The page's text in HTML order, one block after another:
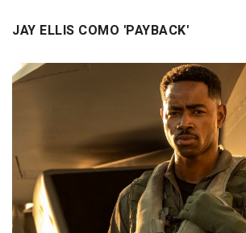
JAY ELLIS COMO 'PAYBACK'